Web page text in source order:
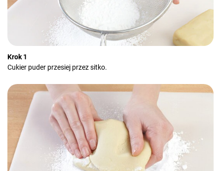
Krok 1
Cukier puder przesiej przez sitko.